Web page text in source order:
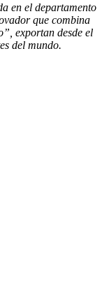
en el departamento
que combina
exportan desde el
del mundo.